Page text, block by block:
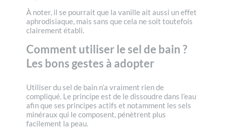
À noter, il se pourrait que la vanille ait aussi un effet
aphrodisiaque, mais sans que cela ne soit toutefois
clairement établi.
Comment utiliser le sel de bain ?
Les bons gestes à adopter
Utiliser du sel de bain n’a vraiment rien de
compliqué. Le principe est de le dissoudre dans l’eau
afin que ses principes actifs et notamment les sels
minéraux qui le composent, pénètrent plus
facilement la peau.